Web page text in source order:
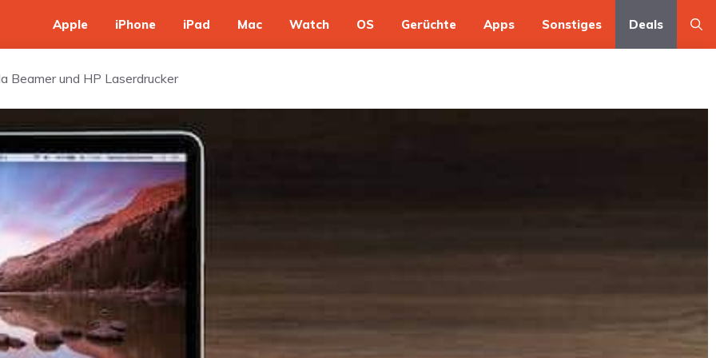
Apple iPhone iPad Mac Watch OS Gerüchte Apps Sonstiges Deals
Beamer und HP Laserdrucker